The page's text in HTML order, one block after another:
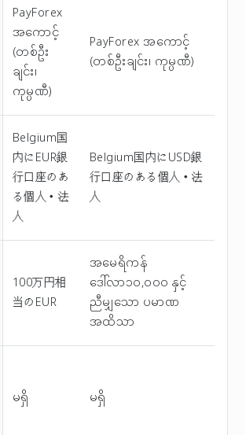
PayForex
အကောင့်
(တစ်ဦး
ချင်း၊
ကုမ္ပဏီ)
PayForex အကောင့်
(တစ်ဦးချင်း၊ ကုမ္ပဏီ)
Belgium国
内にEUR銀
行口座のあ
る個人・法
人
Belgium国内にUSD銀
行口座のある個人・法
人
100万円相
当のEUR
အမေရိကန်
ဒေါ်လာ၁၀,၀၀၀ နှင့်
ညီမျှသော ပမာဏ
အထိသာ
မရှိ မရှိ